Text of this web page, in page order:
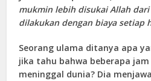
mukmin lebih disukai Allah
dilakukan dengan biaya setiap
Seorang ulama ditanya apa
jika tahu bahwa beberapa
meninggal dunia? Dia